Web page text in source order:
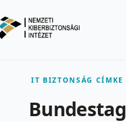
IT BIZTONSÁG CÍMKE
Bundestag